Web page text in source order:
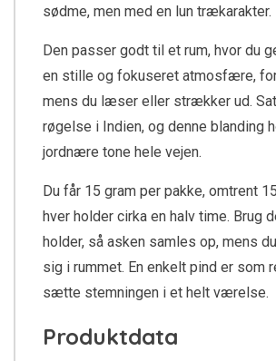
sødme, men med en lun trækarakter.
Den passer godt til et rum, hvor du
en stille og fokuseret atmosfære,
mens du læser eller strækker ud.
røgelse i Indien, og denne blanding
jordnære tone hele vejen.
Du får 15 gram per pakke, omtrent
hver holder cirka en halv time. Brug
holder, så asken samles op, mens
sig i rummet. En enkelt pind er som
sætte stemningen i et helt værelse.
Produktdata